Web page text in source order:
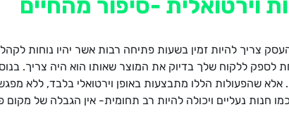
צריך להיות זמין בשעות פתיחה רבות אשר יהיו נוחות
לספק ללקוח שלך בדיוק את המוצר שאותו הוא היה צריך.
אלא שהפעולות הללו מתבצעות באופן וירטואלי בלבד, ללא
חנות נעליים ויכולה להיות רב תחומית- אין הגבלה של